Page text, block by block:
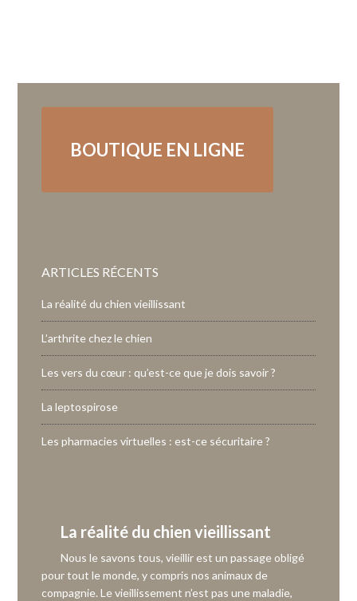
BOUTIQUE EN LIGNE
ARTICLES RÉCENTS
La réalité du chien vieillissant
L’arthrite chez le chien
Les vers du cœur : qu’est-ce que je dois savoir ?
La leptospirose
Les pharmacies virtuelles : est-ce sécuritaire ?
La réalité du chien vieillissant
Nous le savons tous, vieillir est un passage obligé
pour tout le monde, y compris nos animaux de
compagnie. Le vieillissement n’est pas une maladie,